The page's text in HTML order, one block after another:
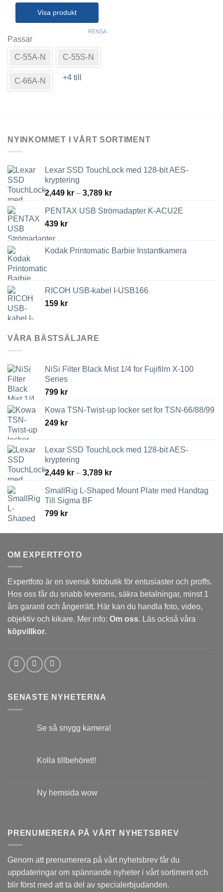
till
3,489 kr
Visa produkt
här
produkten
har
flera
varianter.
De
på
produktsidan
Passar
C-55A-N C-55S-N
C-66A-N +4 till
RENSA
NYINKOMMET I VÅRT SORTIMENT
Lexar SSD TouchLock med 128-bit AES-
kryptering
2,449 kr – 3,789 krPrisintervall:
till
PENTAX USB Strömadapter K-ACU2E
439 kr
Kodak Printomatic Barbie Instantkamera
RICOH USB-kabel I-USB166
159 kr
VÅRA BÄSTSÄLJARE
NiSi Filter Black Mist 1/4 for Fujifilm X-100
Series
799 kr
Kowa TSN-Twist-up locker set for TSN-66/88/99
249 kr
Lexar SSD TouchLock med 128-bit AES-
kryptering
2,449 kr – 3,789 krPrisintervall:
till
SmallRig L-Shaped Mount Plate med Handtag
Till Sigma BF
799 kr
OM EXPERTFOTO
Expertfoto är en svensk fotobutik för entusiaster och proffs.
Hos oss får du snabb leverans, säkra betalningar, minst 1
års garanti och ångerrätt. Här kan du handla foto, video,
objektiv och kikare. Mer info: Om oss. Läs också våra
köpvillkor.
SENASTE NYHETERNA
Se så snygg kamera!
Kolla tillbehöret!!
Ny hemsida wow
PRENUMERERA PÅ VÅRT NYHETSBREV
Genom att prenumerera på vårt nyhetsbrev får du
uppdateringar om spännande nyheter i vårt sortiment och
blir först med att ta del av specialerbjudanden.